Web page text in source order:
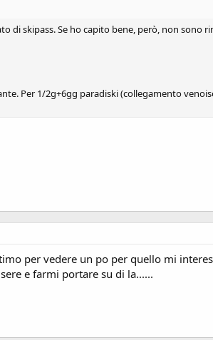
di skipass. Se ho capito bene, però, non sono
Per 1/2g+6gg paradiski (collegamento
per vedere un po per quello mi
e farmi portare su di la......